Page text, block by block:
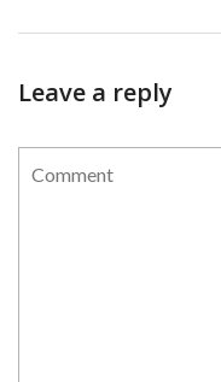
Leave a reply